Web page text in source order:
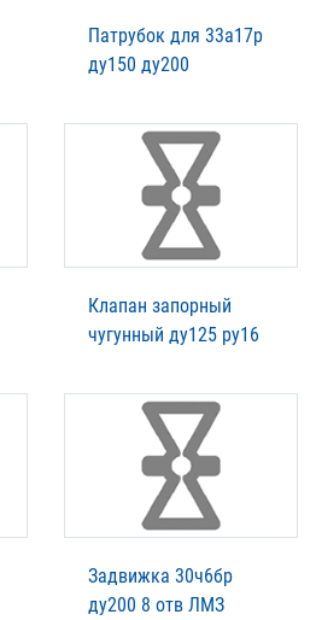
Патрубок для 33а17р
ду150 ду200
Клапан запорный
чугунный ду125 ру16
Задвижка 30ч6бр
ду200 8 отв ЛМЗ